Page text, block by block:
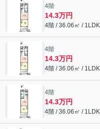
4階
14.3万円
4階 / 36.06㎡ / 1LDK
4階
14.3万円
4階 / 36.06㎡ / 1LDK
4階
14.3万円
4階 / 36.06㎡ / 1LDK